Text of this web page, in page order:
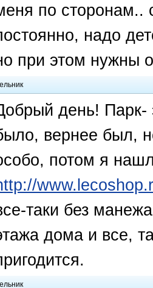
по сторонам..
надо
при этом нужны
день!
вернее был,
потом я
таки без
дома и все,